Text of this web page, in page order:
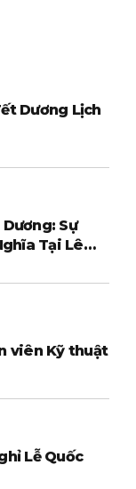
Dương Lịch
Dương: Sự
Tại Lê
viên Kỹ thuật
Lễ Quốc